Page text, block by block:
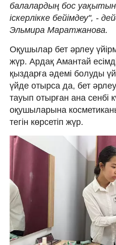
балалардың бос уақытын
іскерлікке бейімдеу", -
Эльмира Маратжанова.
Оқушылар бет әрлеу
жүр. Ардақ Амантай
қыздарға әдемі болуды
үйде отырса да, бет
тауып отырған ана сенбі
оқушыларына
тегін көрсетіп жүр.